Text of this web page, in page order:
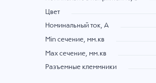
Цвет
Номинальный ток, А
Min сечение, мм.кв
Max сечение, мм.кв
Разъемные клеммники